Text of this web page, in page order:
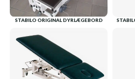
STABILO ORIGINAL DYRLÆGEBORD